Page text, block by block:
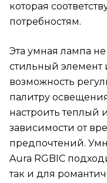
которая
потребностям.
Эта умная лампа
стильный
возможность
палитру
настроить теплый
зависимости от
предпочтений.
Aura RGBIC
так и для